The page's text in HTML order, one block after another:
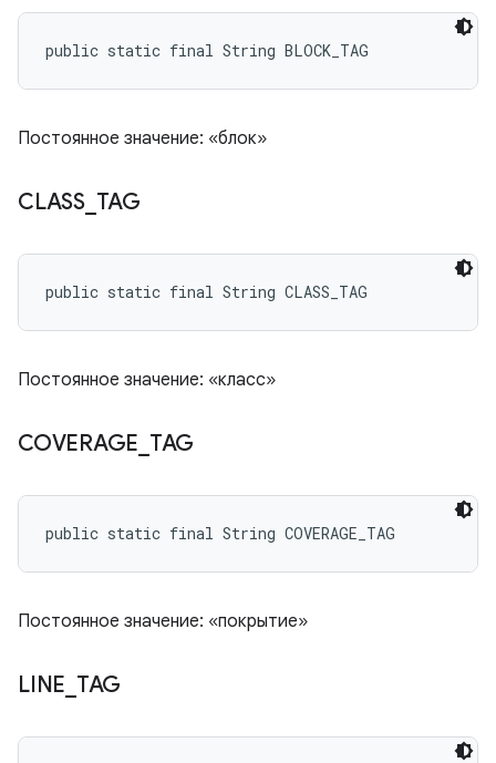
public static final String BLOCK_TAG
Постоянное значение: «блок»
CLASS_ TAG
public static final String CLASS_TAG
Постоянное значение: «класс»
COVERAGE TAG
public static final String COVERAGE_TAG
Постоянное значение: «покрытие»
LINE TAG